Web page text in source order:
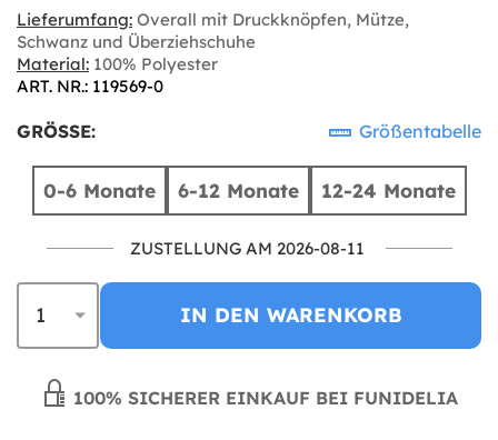
Lieferumfang: Overall mit Druckknöpfen, Mütze,
Schwanz und Überziehschuhe
Material: 100% Polyester
ART. NR.: 119569-0
GRÖSSE: Größentabelle
0-6 Monate 6-12 Monate 12-24 Monate
ZUSTELLUNG AM 2026-08-11
IN DEN WARENKORB
100% SICHERER EINKAUF BEI FUNIDELIA